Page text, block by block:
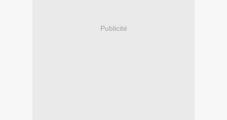
Publicité